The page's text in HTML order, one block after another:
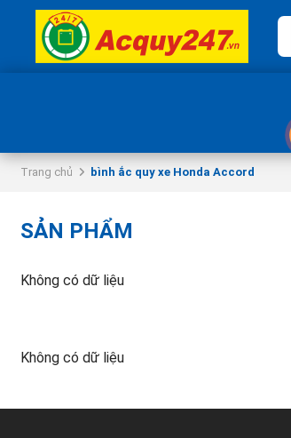
Trang chủ bình ắc quy xe Honda Accord
SẢN PHẨM
Không có dữ liệu
Không có dữ liệu